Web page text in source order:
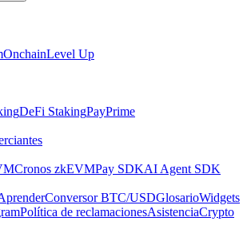
OnchainLevel Up
DeFi StakingPayPrime
Cronos zkEVMPay SDKAI Agent SDK
Conversor BTC/USDGlosarioWidgets
Política de reclamacionesAsistenciaCrypto